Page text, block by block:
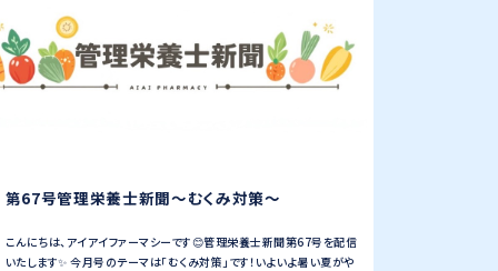
第67号管理栄養士新聞〜むくみ対策〜
こんにちは、アイアイファーマシーです😊管理栄養士新聞第67号を配信
いたします✨ 今月号のテーマは「むくみ対策」です！いよいよ暑い夏がや